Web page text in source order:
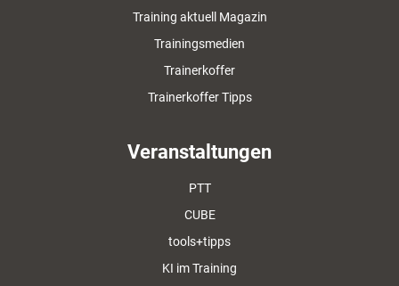
Training aktuell Magazin
Trainingsmedien
Trainerkoffer
Trainerkoffer Tipps
Veranstaltungen
PTT
CUBE
tools+tipps
KI im Training